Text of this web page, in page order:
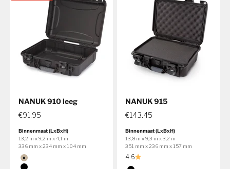
NANUK 910 leeg
€91.95
Binnenmaat (LxBxH)
13,2 in x 9,2 in x 4,1 in
336 mm x 234 mm x 104 mm
Kleur
Tan
NANUK 915
€143.45
Binnenmaat (LxBxH)
13,8 in x 9,3 in x 3,2 in
351 mm x 236 mm x 157 mm
4.6